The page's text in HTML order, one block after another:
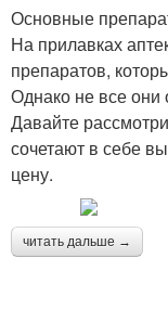
Основные
На прилавках
препаратов,
Однако не все
Давайте
сочетают в себе
цену.
читать дальше →